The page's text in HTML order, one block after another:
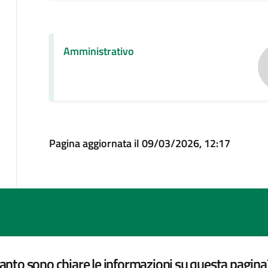
Amministrativo
Pagina aggiornata il 09/03/2026, 12:17